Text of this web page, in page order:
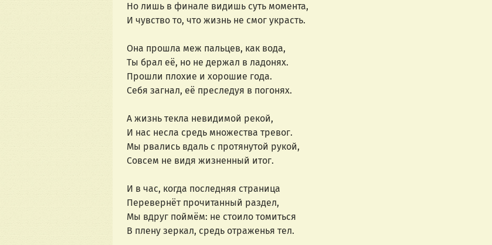
Но лишь в финале видишь суть момента,
И чувство то, что жизнь не смог украсть.
Она прошла меж пальцев, как вода,
Ты брал её, но не держал в ладонях.
Прошли плохие и хорошие года.
Себя загнал, её преследуя в погонях.
А жизнь текла невидимой рекой,
И нас несла средь множества тревог.
Мы рвались вдаль с протянутой рукой,
Совсем не видя жизненный итог.
И в час, когда последняя страница
Перевернёт прочитанный раздел,
Мы вдруг поймём: не стоило томиться
В плену зеркал, средь отраженья тел.